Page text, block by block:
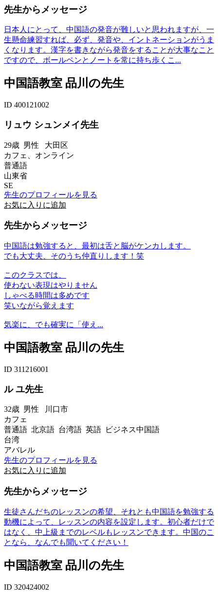
先生からメッセージ
日本人にとって、中国語の発音が難しいと思われますが、一
生懸命練習すれば、必ず、発音や、イントネーションがうま
くなります。漢字を書きながら発音をすることが大事なこと
ですので、ボールペンとノートを常に持ち歩くこ...
中国語教室 品川の先生
ID 400121002
リュウ シュンメイ先生
29歳 男性 大田区
カフェ、オンライン
普通語
山東省
SE
先生のプロフィールを見る
お気に入りに追加
先生からメッセージ
中国語は勉強すると、最初は舌と脳がケンカします。
でも大丈夫、そのうち仲直りします！笑
このクラスでは、
使わない表現はやりません
しゃべる時間は多めです
笑いながら覚えます
気楽に、でも確実に「使え...
中国語教室 品川の先生
ID 311216001
ル ユ先生
32歳 男性 川口市
カフェ
普通語 北京語 台湾語 英語 ビジネス中国語
台湾
アバレル
先生のプロフィールを見る
お気に入りに追加
先生からメッセージ
生徒さんだちのレッスンの希望、それとも中国語を勉強する
動機によって、レッスンの内容を設定します。初心者だけで
はなく、中上級までのレベルもレッスンできます。中国のこ
となら、なんでも聞いてください！
中国語教室 品川の先生
ID 320424002